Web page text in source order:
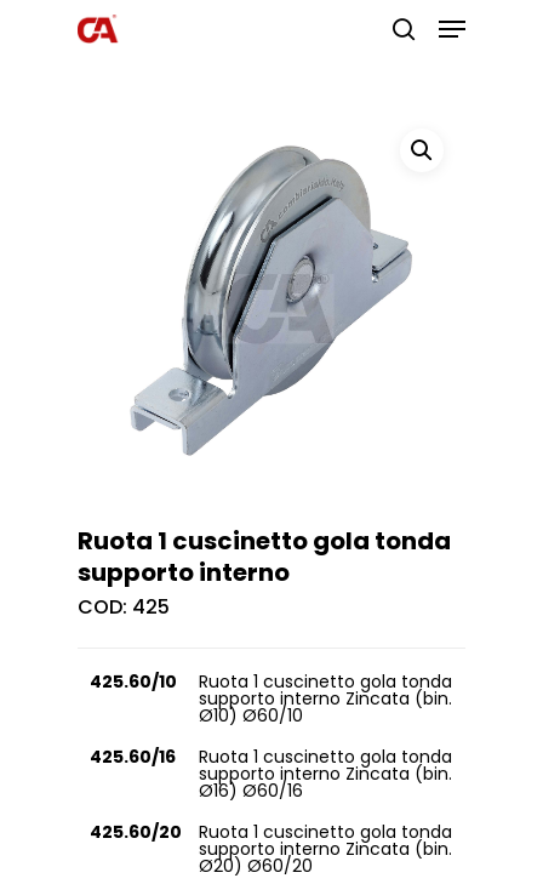
Ruota 1 cuscinetto gola tonda
supporto interno
COD: 425
425.60/10 Ruota 1 cuscinetto gola tonda
supporto interno Zincata (bin.
Ø10) Ø60/10
425.60/16
Ruota 1 cuscinetto gola tonda
supporto interno Zincata (bin.
Ø16) Ø60/16
425.60/20
Ruota 1 cuscinetto gola tonda
supporto interno Zincata (bin.
Ø20) Ø60/20